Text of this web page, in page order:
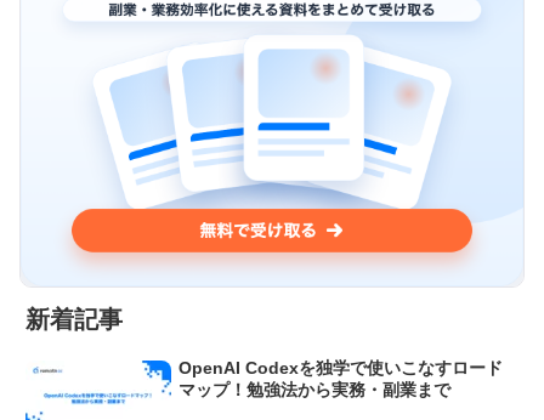
新着記事
OpenAI Codexを独学で使いこなすロード
マップ！勉強法から実務・副業まで